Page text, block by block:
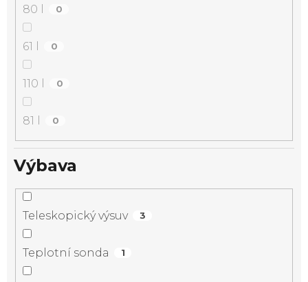
80 l 0
61 l 0
110 l 0
81 l 0
Výbava
Teleskopický výsuv 3
Teplotní sonda 1